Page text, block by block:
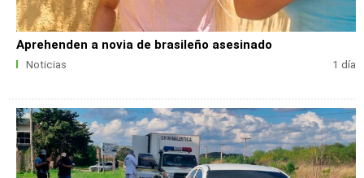
Aprehenden a novia de brasileño asesinado
Noticias 1 día